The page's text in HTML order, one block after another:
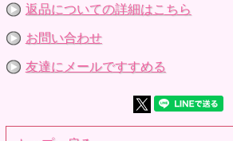
返品についての詳細はこちら
お問い合わせ
友達にメールですすめる